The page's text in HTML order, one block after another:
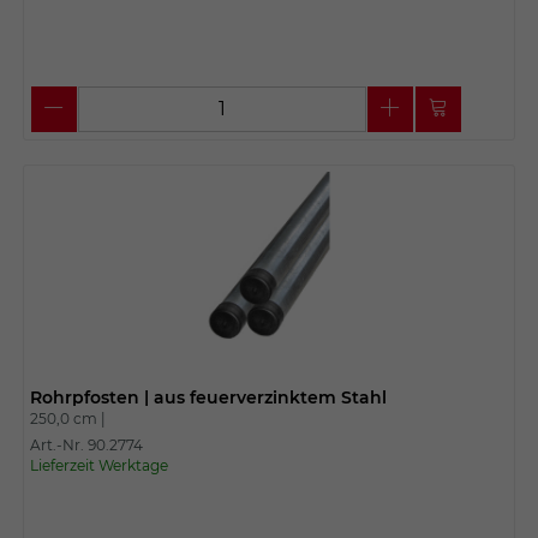
Rohrpfosten | aus feuerverzinktem Stahl
250,0 cm |
Art.-Nr. 90.2774
Lieferzeit Werktage